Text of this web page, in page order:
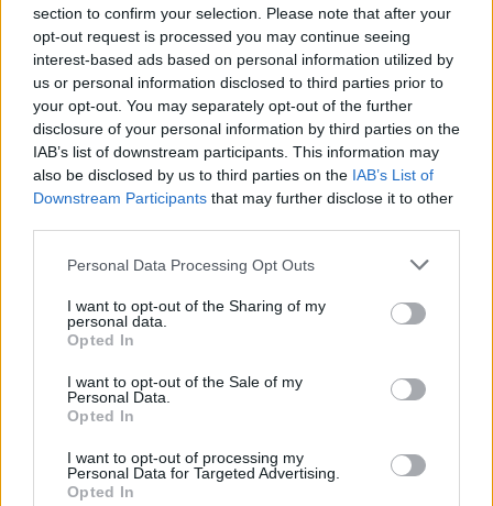
section to confirm your selection. Please note that after your
opt-out request is processed you may continue seeing
interest-based ads based on personal information utilized by
us or personal information disclosed to third parties prior to
your opt-out. You may separately opt-out of the further
disclosure of your personal information by third parties on the
IAB’s list of downstream participants. This information may
also be disclosed by us to third parties on the IAB’s List of
Downstream Participants that may further disclose it to other
Personal Data Processing Opt Outs
I want to opt-out of the Sharing of my
personal data.
Opted In
I want to opt-out of the Sale of my
Personal Data.
Opted In
I want to opt-out of processing my
Personal Data for Targeted Advertising.
Opted In
Festas do Povo de Campo Maior: Casa onde nasceu Rui Nabeiro
A casa onde nasceu Rui Nabeiro vai abrir ao público pela
5 Agosto, 2026 - 14:30